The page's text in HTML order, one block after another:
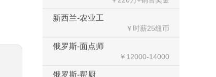
￥时薪25纽币
俄罗斯-面点师
￥12000-14000
俄罗斯-帮厨